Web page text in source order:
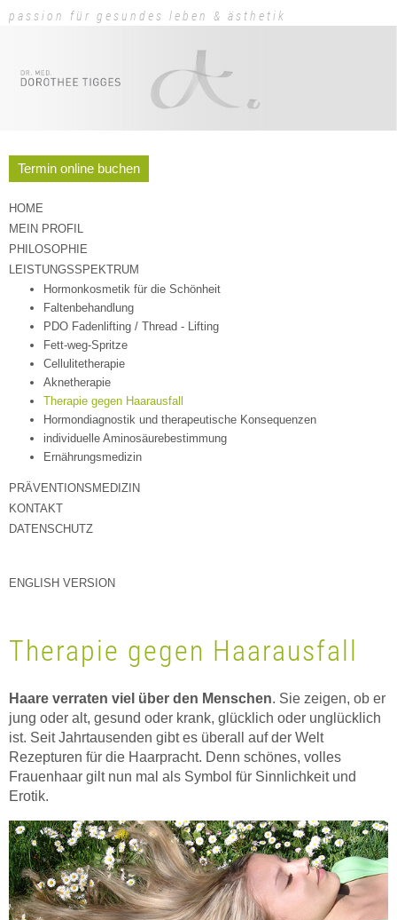
passion für gesundes leben & ästhetik
Termin online buchen
HOME
MEIN PROFIL
PHILOSOPHIE
LEISTUNGSSPEKTRUM
Hormonkosmetik für die Schönheit
Faltenbehandlung
PDO Fadenlifting / Thread - Lifting
Fett-weg-Spritze
Cellulitetherapie
Aknetherapie
Therapie gegen Haarausfall
Hormondiagnostik und therapeutische Konsequenzen
individuelle Aminosäurebestimmung
Ernährungsmedizin
PRÄVENTIONSMEDIZIN
KONTAKT
DATENSCHUTZ
ENGLISH VERSION
Therapie gegen Haarausfall
Haare verraten viel über den Menschen. Sie zeigen, ob er
jung oder alt, gesund oder krank, glücklich oder unglücklich
ist. Seit Jahrtausenden gibt es überall auf der Welt
Rezepturen für die Haarpracht. Denn schönes, volles
Frauenhaar gilt nun mal als Symbol für Sinnlichkeit und
Erotik.